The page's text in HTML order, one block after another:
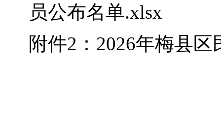
员公布名单.xlsx
附件2：2026年梅县